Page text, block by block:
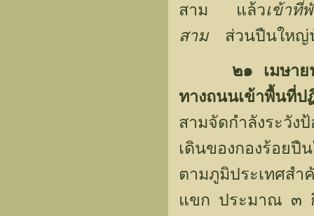
สาม แล้วเข้าที่
สามส่วนปืนใหญ่นั้
๒๑ เมษา
ทางถนนเข้าพื้นที่
สามจัดกำลังระวั
เดินของกองร้อย
ตามภูมิประเทศสำ
แขก ประมาณ ๓